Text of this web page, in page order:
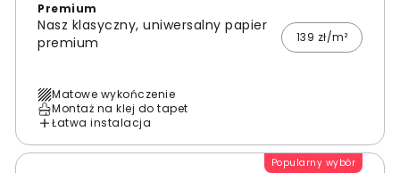
Premium
Nasz klasyczny, uniwersalny papier
premium
139 zł/m²
Matowe wykończenie
Montaż na klej do tapet
Łatwa instalacja
Popularny wybór